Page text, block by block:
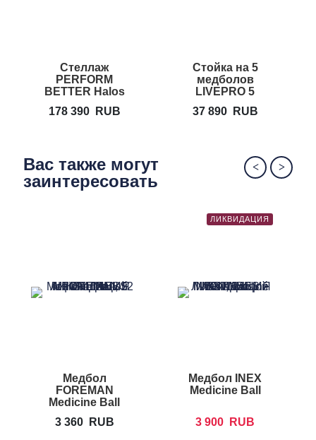
Стеллаж
PERFORM
BETTER Halos
178 390 RUB
Стойка на 5
медболов
LIVEPRO 5
Rack
37 890 RUB
Вас также могут
заинтересовать
Медбол
FOREMAN
Medicine Ball
3 360
RUB
ЛИКВИДАЦИЯ
Медбол INEX
Medicine Ball
3 900 RUB